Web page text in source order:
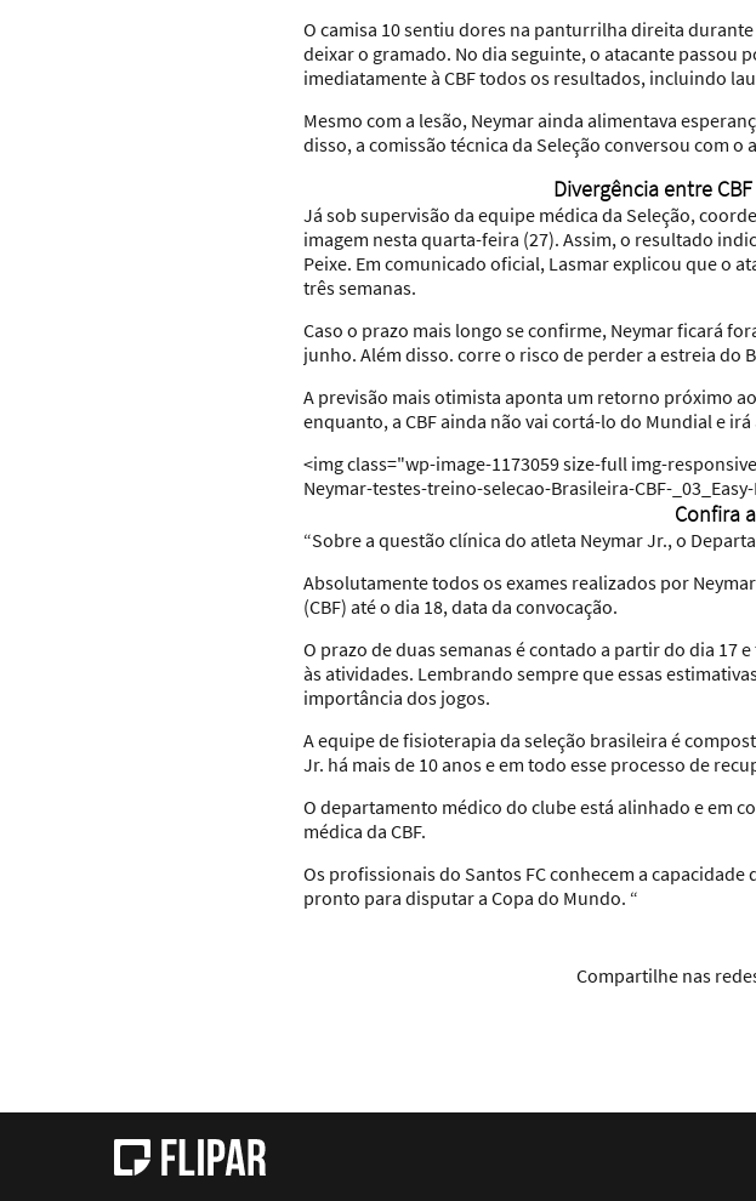
O camisa 10 sentiu dores na panturrilha direita
deixar o gramado. No dia seguinte, o atacante passou
imediatamente à CBF todos os resultados, incluindo
Mesmo com a lesão, Neymar ainda alimentava
disso, a comissão técnica da Seleção conversou com
Divergência entre
Já sob supervisão da equipe médica da Seleção,
imagem nesta quarta-feira (27). Assim, o resultado
Peixe. Em comunicado oficial, Lasmar explicou que o
três semanas.
Caso o prazo mais longo se confirme, Neymar ficará
junho. Além disso. corre o risco de perder a estreia do
A previsão mais otimista aponta um retorno próximo
enquanto, a CBF ainda não vai cortá-lo do Mundial e
<img class="wp-image-1173059 size-full img-
Neymar-testes-treino-selecao-Brasileira-CBF-
Confira
“Sobre a questão clínica do atleta Neymar Jr., o
Absolutamente todos os exames realizados por
(CBF) até o dia 18, data da convocação.
O prazo de duas semanas é contado a partir do dia 17
às atividades. Lembrando sempre que essas
importância dos jogos.
A equipe de fisioterapia da seleção brasileira é
Jr. há mais de 10 anos e em todo esse processo de
O departamento médico do clube está alinhado e em
médica da CBF.
Os profissionais do Santos FC conhecem a
pronto para disputar a Copa do Mundo. “
Compartilhe nas